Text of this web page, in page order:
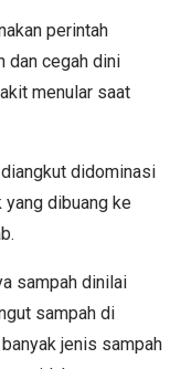
perintah
dan cegah dini
menular saat
didominasi
yang dibuang ke
sampah dinilai
sampah di
jenis sampah